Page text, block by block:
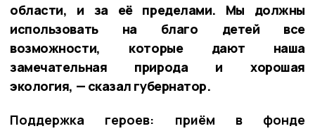
области, и за её пределами. Мы должны
использовать на благо детей все
возможности, которые дают наша
замечательная природа и хорошая
экология, — сказал губернатор.
Поддержка героев: приём в фонде